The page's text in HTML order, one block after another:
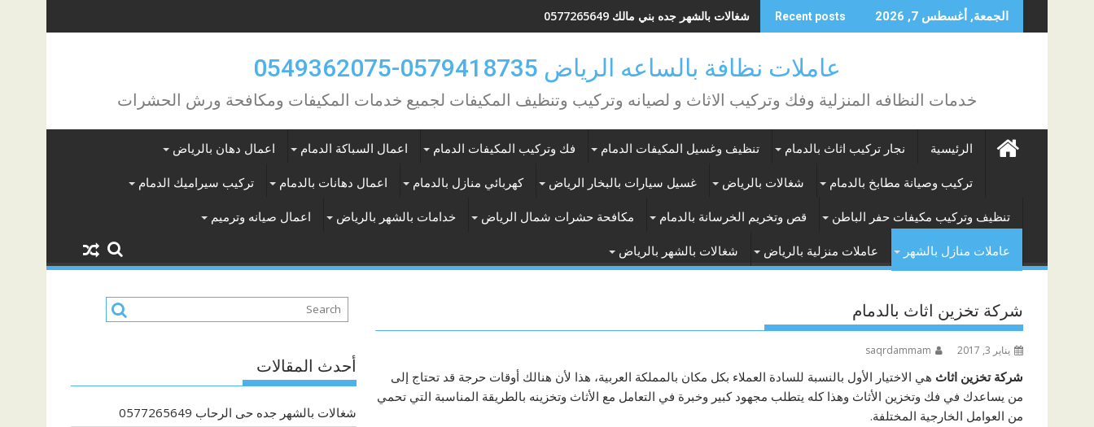
to
الجمعة, أغسطس 7, 2026 Recent posts شغالات بالشهر جده بني مالك 0577265649
عاملات نظافة بالساعه الرياض 0579418735-0549362075
خدمات النظافه المنزلية وفك وتركيب الاثاث و لصيانه وتركيب وتنظيف المكيفات لجميع خدمات المكيفات ومكافحة ورش الحشرات
الرئيسية نجار تركيب اثاث بالدمام تنظيف وغسيل المكيفات الدمام فك وتركيب المكيفات الدمام اعمال السباكة الدمام اعمال دهان بالرياض
تركيب وصيانة مطابخ بالدمام شغالات بالرياض غسيل سيارات بالبخار الرياض كهربائي منازل بالدمام اعمال دهانات بالدمام تركيب سيراميك الدمام
تنظيف وتركيب مكيفات حفر الباطن قص وتخريم الخرسانة بالدمام مكافحة حشرات شمال الرياض خدامات بالشهر بالرياض اعمال صيانه وترميم
عاملات منازل بالشهر عاملات منزلية بالرياض شغالات بالشهر بالرياض
شركة تخزين اثاث بالدمام
يناير 3, 2017 saqrdammam
شركة تخزين اثاث هي الاختيار الأول بالنسبة للسادة العملاء بكل مكان بالمملكة العربية، هذا لأن هنالك أوقات حرجة قد تحتاج إلى
من يساعدك في فك وتخزين الأثاث وهذا كله يتطلب مجهود كبير وخبرة في التعامل مع الأثاث وتخزينه بالطريقة المناسبة التي تحمي
من العوامل الخارجية المختلفة.
أحدث المقالات
شغالات بالشهر جده حى الرحاب 0577265649